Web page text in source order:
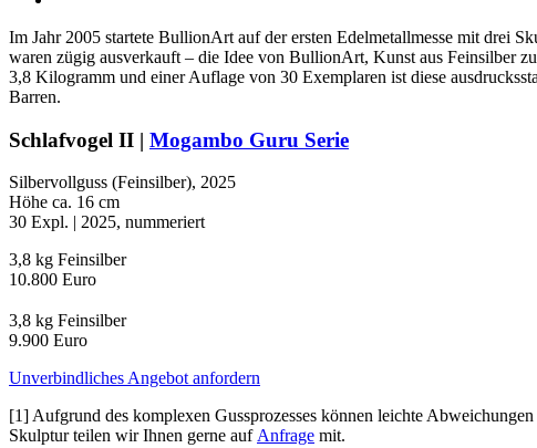
Im Jahr 2005 startete BullionArt auf der ersten Edelmetallmesse mit drei
waren zügig ausverkauft – die Idee von BullionArt, Kunst aus Feinsilber
3,8 Kilogramm und einer Auflage von 30 Exemplaren ist diese
Barren.
Schlafvogel II | Mogambo Guru Serie
Silbervollguss (Feinsilber), 2025
Höhe ca. 16 cm
30 Expl. | 2025, nummeriert
3,8 kg Feinsilber
10.800 Euro
3,8 kg Feinsilber
9.900 Euro
Unverbindliches Angebot anfordern
[1] Aufgrund des komplexen Gussprozesses können leichte
Skulptur teilen wir Ihnen gerne auf Anfrage mit.